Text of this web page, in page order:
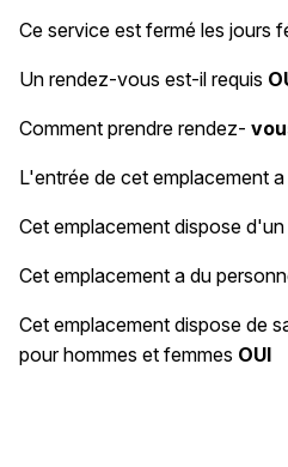
Ce service est fermé les jours
Un rendez-vous est-il requis
Comment prendre rendez-
L'entrée de cet emplacement
Cet emplacement dispose
Cet emplacement a du
Cet emplacement dispose de
pour hommes et femmes OUI